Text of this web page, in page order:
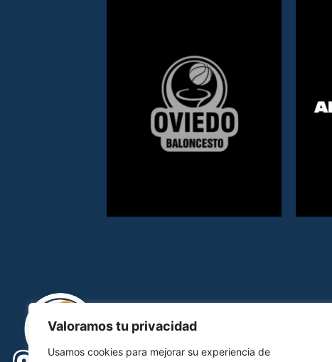
Valoramos tu privacidad
Usamos cookies para mejorar su experiencia de